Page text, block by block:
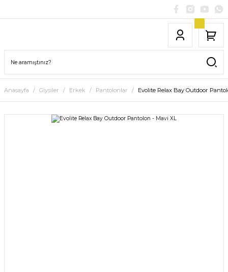
Anasayfa Giysiler Erkek Pantolonlar Evolite Relax Bay Outdoor